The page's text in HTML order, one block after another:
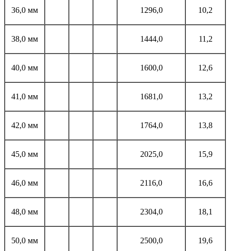
36,0 мм 1296,0 10,2
38,0 мм 1444,0 11,2
40,0 мм 1600,0 12,6
41,0 мм 1681,0 13,2
42,0 мм 1764,0 13,8
45,0 мм 2025,0 15,9
46,0 мм 2116,0 16,6
48,0 мм 2304,0 18,1
50,0 мм 2500,0 19,6